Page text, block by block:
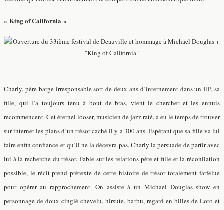
« King of California »
Charly, père barge irresponsable sort de deux ans d’internement dans un HP, sa
fille, qui l’a toujours tenu à bout de bras, vient le chercher et les ennuis
recommencent. Cet éternel looser, musicien de jazz raté, a eu le temps de trouver
sur internet les plans d’un trésor caché il y a 300 ans. Espérant que sa fille va lui
faire enfin confiance et qu’il ne la décevra pas, Charly la persuade de partir avec
lui à la recherche du trésor. Fable sur les relations père et fille et la réconliation
possible, le récit prend prétexte de cette histoire de trésor totalement farfelue
pour opérer au rapprochement. On assiste à un Michael Douglas show en
personnage de doux cinglé chevelu, hirsute, barbu, regard en billes de Loto et